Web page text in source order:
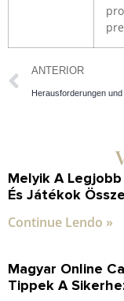
ANTERIOR
Melyik A
És Játékok
Continue Lendo »
Magyar Online
Tippek A